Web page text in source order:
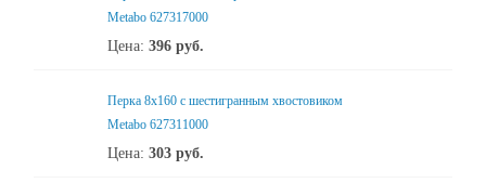
Metabo 627317000
Цена: 396 руб.
Перка 8x160 с шестигранным хвостовиком
Metabo 627311000
Цена: 303 руб.